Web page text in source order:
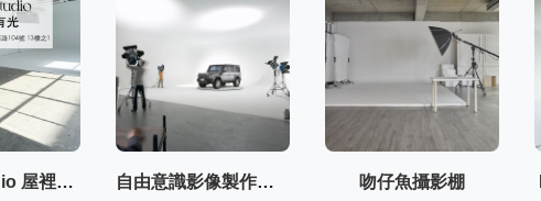
Ｗoori Studio 屋裡有光 自由意識影像製作有限公司 吻仔魚攝影棚